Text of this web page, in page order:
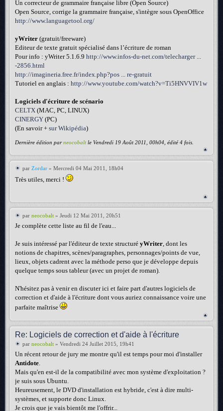
Un correcteur de grammaire française libre (Open Source)
Open Source, corrige la grammaire française, s'intègre sous OpenOffice
http://www.languagetool.org/
yWriter (gratuit/freeware)
Editeur de texte gratuit spécialisé dans l’écriture de roman
Pour info : yWriter 5.1.6.9 http://www.infos-du-net.com/telecharger ...
-2856.html
http://imagineria.free.fr/index.php?pos ... re-gratuit
Tutoriel en anglais : http://www.youtube.com/watch?v=Ti5HNVVIV1w
Logiciels d'écriture de scénario
CELTX (MAC, PC, LINUX)
CINERGY (PC)
(En savoir + sur Wikipédia)
Dernière édition parneocobaltle Vendredi 19 Août 2011, 00h04, édité 4 fois.
par Zordar » Mercredi 04 Mai 2011, 18h04
Très utiles, merci !
par neocobalt » Jeudi 12 Mai 2011, 20h51
Je complète cette liste au fil de l'eau...
Je suis intéressé par l'éditeur de texte structuré yWriter, dont les
notions de chapitres, scènes/paragraphes, personnages/points de vue,
lieux, objets cadrent avec la méthode perso que je développe depuis
quelque temps sous tableur (avec un projet de roman).
N'hésitez pas à venir en discuter ici et faire part d'autres logiciels de
correction et d'aide à l'écriture dont vous auriez connaissance voire une
parfaite maîtrise
Re: Logiciels de correction et d'aide à l'écriture
par neocobalt » Vendredi 24 Juillet 2015, 19h41
Un récent retour de jury me montre qu'il est temps pour moi d'installer
Antidote.
Mais qu'en est-il de la compatibilité avec mon système d'exploitation ?
je suis sous Ubuntu.
Heureusement, le DVD d'installation est hybride, c'est à dire multi-
systèmes, et supporte donc Linux.
Je crois que je vais bientôt me l'offrir...